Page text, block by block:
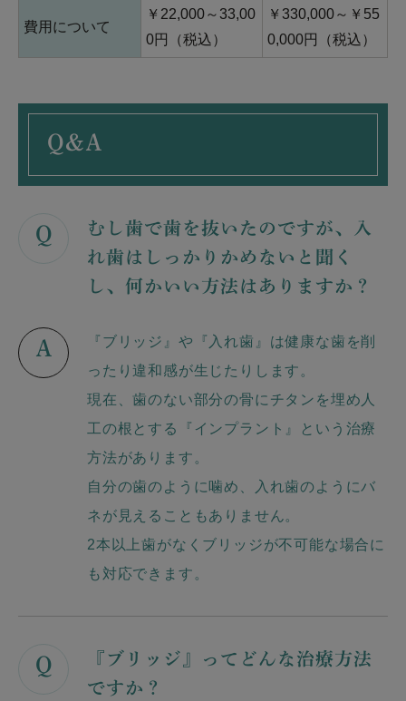
費用について
￥22,000～33,00
0円（税込）
￥330,000～￥55
0,000円（税込）
Q&A
Q
むし歯で歯を抜いたのですが、入
れ歯はしっかりかめないと聞く
し、何かいい方法はありますか？
A
『ブリッジ』や『入れ歯』は健康な歯を削
ったり違和感が生じたりします。
現在、歯のない部分の骨にチタンを埋め人
工の根とする『インプラント』という治療
方法があります。
自分の歯のように噛め、入れ歯のようにバ
ネが見えることもありません。
2本以上歯がなくブリッジが不可能な場合に
も対応できます。
Q
『ブリッジ』ってどんな治療方法
ですか？